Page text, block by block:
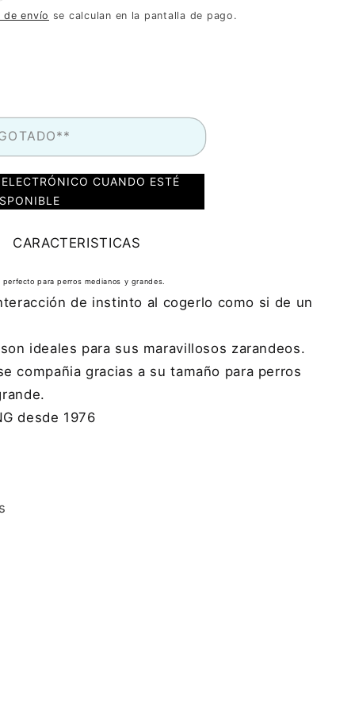
envío se calculan en la pantalla de pago.
CUANDO ESTÉ
CARACTERISTICAS
para perros medianos y grandes.
de instinto al cogerlo como si de un
ideales para sus maravillosos zarandeos.
compañia gracias a su tamaño para perros
desde 1976